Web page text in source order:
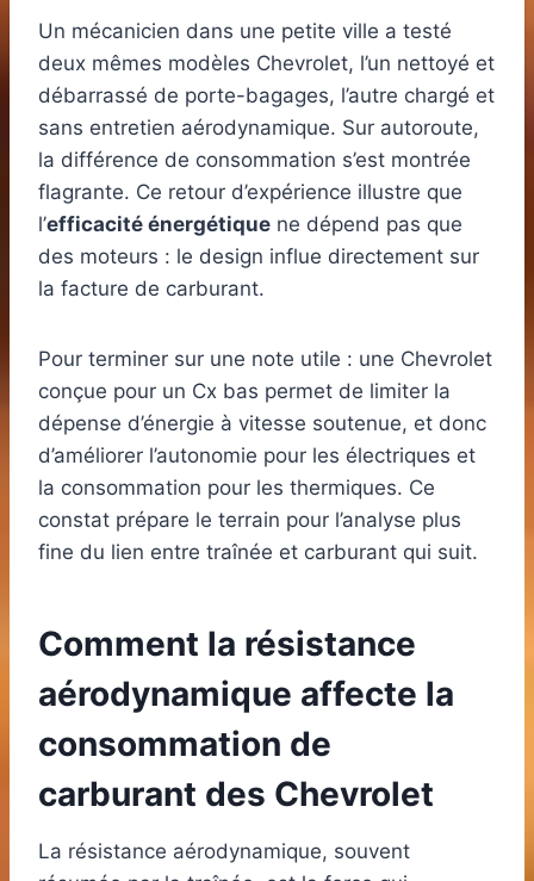
Un mécanicien dans une petite ville a testé
deux mêmes modèles Chevrolet, l’un nettoyé et
débarrassé de porte-bagages, l’autre chargé et
sans entretien aérodynamique. Sur autoroute,
la différence de consommation s’est montrée
flagrante. Ce retour d’expérience illustre que
l’efficacité énergétique ne dépend pas que
des moteurs : le design influe directement sur
la facture de carburant.
Pour terminer sur une note utile : une Chevrolet
conçue pour un Cx bas permet de limiter la
dépense d’énergie à vitesse soutenue, et donc
d’améliorer l’autonomie pour les électriques et
la consommation pour les thermiques. Ce
constat prépare le terrain pour l’analyse plus
fine du lien entre traînée et carburant qui suit.
Comment la résistance
aérodynamique affecte la
consommation de
carburant des Chevrolet
La résistance aérodynamique, souvent